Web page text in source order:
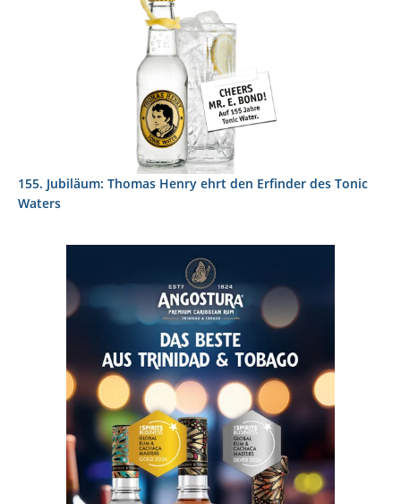
155. Jubiläum: Thomas Henry ehrt den Erfinder des Tonic
Waters